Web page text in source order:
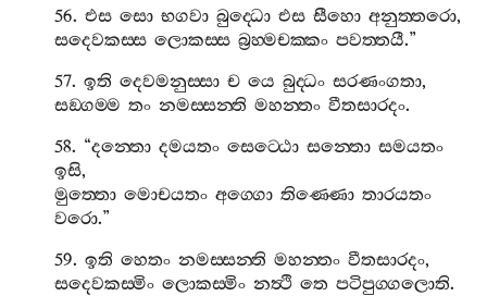
56.එස සො භගවා බුද‍්ධො එස සීහො අනුත‍්තරො,
සදෙවකස‍්ස ලොකස‍්ස බ්‍රහ‍්මචක‍්කං පවත‍්තයී.”
57.ඉති දෙවමනුස‍්සා ච යෙ බුද‍්ධං සරණංගතා,
සඞ‍්ගම‍්ම තං නමස‍්සන‍්ති මහන‍්තං වීතසාරදං.
58. “දන‍්තො දමයතං සෙට‍්ඨො සන‍්තො සමයතං
ඉසි,
මුත‍්තො මොචයතං අග‍්ගො තිණ‍්ණො තාරයතං
වරො.”
59.ඉති හෙතං නමස‍්සන‍්ති මහන‍්තං වීතසාරදං,
සදෙවකස‍්මිං ලොකස‍්මිං නත්‍ථි තෙ පටිපුග‍්ගලොති.